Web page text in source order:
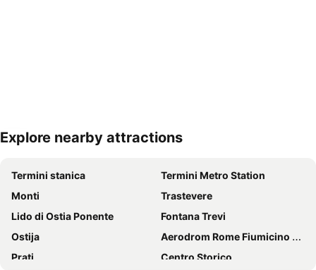
Explore nearby attractions
Termini stanica
Termini Metro Station
Monti
Trastevere
Lido di Ostia Ponente
Fontana Trevi
Ostija
Aerodrom Rome Fiumicino Leonardo da Vinci
Prati
Centro Storico